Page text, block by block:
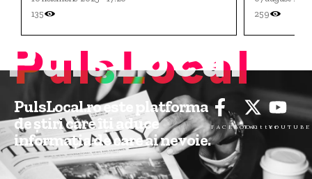
135
259
PulsLocal
PulsLocal.ro este platforma
de știri care îți aduce
informația de care ai nevoie.
FACEBOOKTwitterYOUTUBE